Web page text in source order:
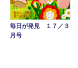
毎日が発見 １７／３
月号